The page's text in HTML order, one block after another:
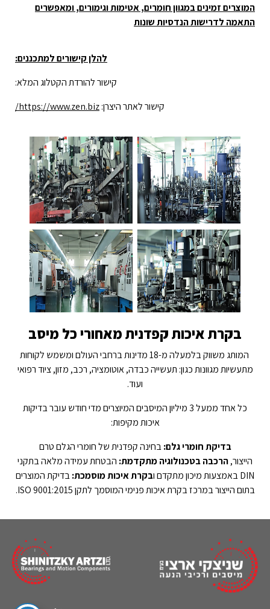
המוצרים זמינים במגוון חומרים, אטימות וגימורים, ומאפשרים
התאמה לדרישות הנדסיות שונות
להלן קישורים למתכננים:
קישור להורדת הקטלוג המלא:
קישור לאתר היצרן:https://www.zen.biz/
בקרת איכות קפדנית מאחורי כל מיסב
המותג משווק בלמעלה מ-18 מדינות ברחבי העולם ומשמש לקוחות
מתעשיות מגוונות כגון: תעשייה כבדה, אוטומציה, רכב, מזון, ציוד רפואי
ועוד.
כל אחד ממעל 3 מיליון המיסבים המיוצרים מדי חודש עובר בדיקות
איכות מקיפות:
בדיקת חומרי גלם:בחינה קפדנית של חומרי הגלם טרם
הייצור,הרכבה בטכנולוגיה מתקדמת: הבטחת עמידה מלאה בתקני
DIN באמצעות מיכון מתקדם ו
בקרת איכות מוסמכת:בדיקת המוצרים
בתום הייצור במרכז בקרת איכות פנימי המוסמך לתקן ISO 9001:2015.